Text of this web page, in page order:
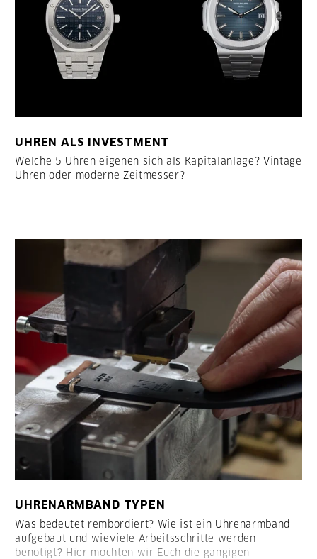
UHREN ALS INVESTMENT
Welche 5 Uhren eigenen sich als Kapitalanlage? Vintage
Uhren oder moderne Zeitmesser?
UHRENARMBAND TYPEN
Was bedeutet rembordiert? Wie ist ein Uhrenarmband
aufgebaut und wieviele Arbeitsschritte werden
benötigt? Hier möchten wir Euch die gängigen